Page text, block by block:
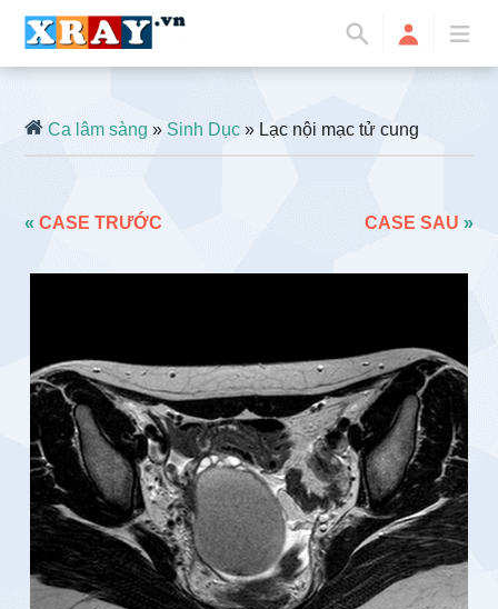
Ca lâm sàng »Sinh Dục » Lạc nội mạc tử cung
«CASE TRƯỚC CASE SAU »